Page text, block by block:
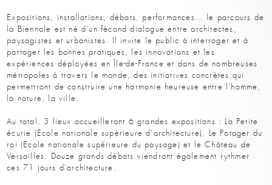
Expositions, installations, débats, performances… le parcours de
la Biennale est né d’un fécond dialogue entre architectes,
paysagistes et urbanistes. Il invite le public à interroger et à
partager les bonnes pratiques, les innovations et les
expériences déployées en Île-de-France et dans de nombreuses
métropoles à travers le monde, des initiatives concrètes qui
permettront de construire une harmonie heureuse entre l’homme,
la nature, la ville.
Au total, 3 lieux accueilleront 6 grandes expositions : La Petite
écurie (Ecole nationale supérieure d’architecture), Le Potager du
roi (Ecole nationale supérieure du paysage) et le Château de
Versailles. Douze grands débats viendront également rythmer
ces 71 jours d’architecture.